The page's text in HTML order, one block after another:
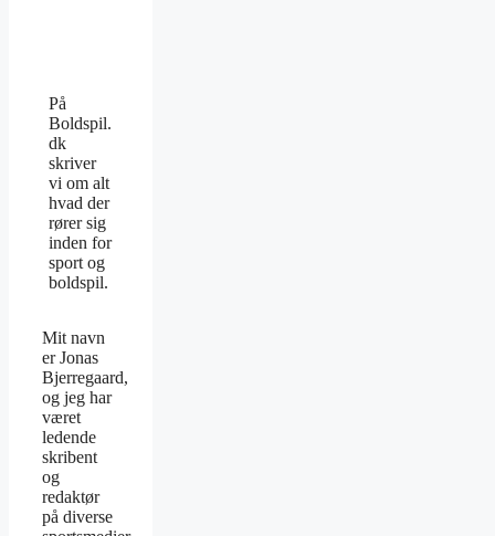
På
Boldspil.
dk
skriver
vi om alt
hvad der
rører sig
inden for
sport og
boldspil.
Mit navn
er Jonas
Bjerregaard,
og jeg har
været
ledende
skribent
og
redaktør
på diverse